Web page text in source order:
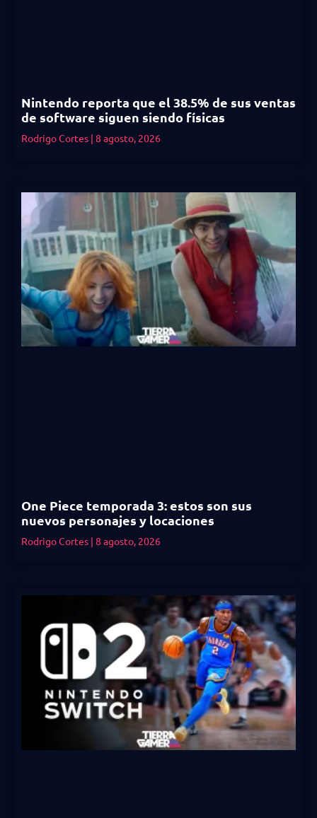
Nintendo reporta que el 38.5% de sus ventas
de software siguen siendo físicas
Rodrigo Cortes 8 agosto, 2026
One Piece temporada 3: estos son sus
nuevos personajes y locaciones
Rodrigo Cortes 8 agosto, 2026